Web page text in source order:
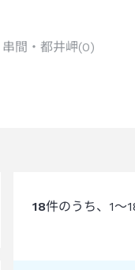
串間・都井岬(0)
18件のうち、 1～